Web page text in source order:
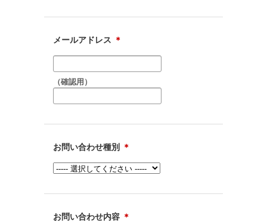
メールアドレス ＊
（確認用）
お問い合わせ種別 ＊
お問い合わせ内容 ＊